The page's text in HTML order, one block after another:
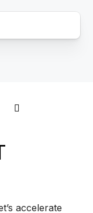
accelerate